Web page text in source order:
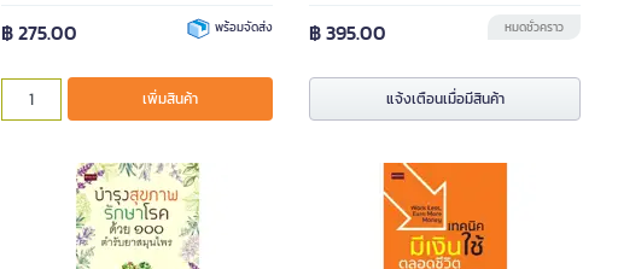
฿ 275.00 พร้อมจัดส่ง
เพิ่มสินค้า
฿ 395.00 หมดชั่วคราว
แจ้งเตือนเมื่อมีสินค้า